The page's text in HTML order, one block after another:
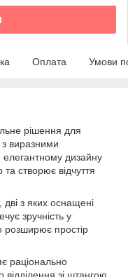
Оплата Умови
рішення для
з виразними
дизайну
створює відчуття
дві з яких оснащені
зручність у
розширює простір
раціонально
відділення зі штангою